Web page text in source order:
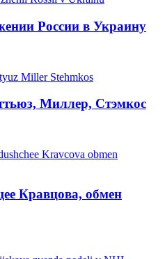
России в Украину
Миллер, Стэмкос
Кравцова, обмен